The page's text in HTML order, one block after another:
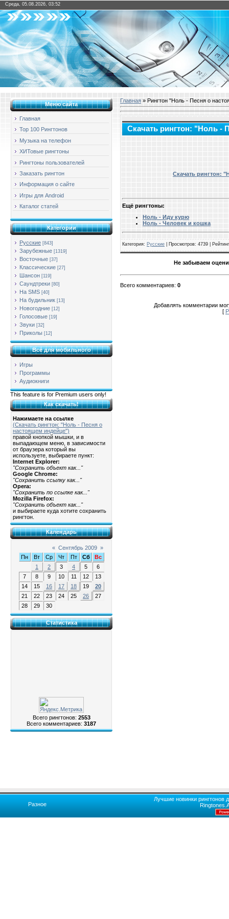
Среда, 05.08.2026, 03:52
Меню сайта
Главная
Top 100 Рингтонов
Музыка на телефон
ХИТовые рингтоны
Рингтоны пользователей
Заказать рингтон
Информация о сайте
Игры для Android
Каталог статей
Категории
Русские [843]
Зарубежные [1319]
Восточные [37]
Классические [27]
Шансон [119]
Саундтреки [80]
На SMS [40]
На будильник [13]
Новогодние [12]
Голосовые [19]
Звуки [32]
Приколы [12]
Всё для мобильного
Игры
Программы
Аудиокниги
This feature is for Premium users only!
Как скачать!
Нажимаете на ссылке
(Скачать рингтон: "Ноль - Песня о
настоящем индейце")
правой кнопкой мышки, и в
выпадающем меню, в зависимости
от браузера который вы
используете, выбираете пункт:
Internet Explorer:
"Сохранить объект как..."
Google Chrome:
"Сохранить ссылку как..."
Opera:
"Сохранить по ссылке как..."
Mozilla Firefox:
"Сохранить объект как..."
и выбираете куда хотите сохранить
рингтон.
Календарь
« Сентябрь 2009 »
Пн
Вт Ср Чт Пт Сб
Вс
1
2 3 4 5
6
7
8 9 10 11 12
13
14
15 16 17 18 19
20
21
22 23 24 25 26
27
28
29 30
Статистика
Всего рингтонов: 2553
Всего комментариев: 3187
Главная » Рингтон "Ноль - Песня о
Скачать рингтон: "Ноль -
Скачать рингтон:
Ещё рингтоны:
Ноль - Иду курю
Ноль - Человек и кошка
Категория: Русские Просмотров: 4739 | Рейтинг
Не забываем
Всего комментариев: 0
Добавлять комментарии
[
Разное
Лучшие новинки рингтонов